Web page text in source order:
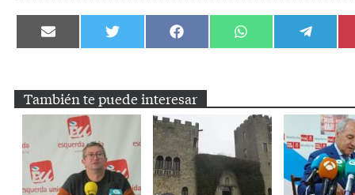
Compartir
en
Compartir
en
Compartir
en
Compartir
en
Compartir
en
También te puede interesar